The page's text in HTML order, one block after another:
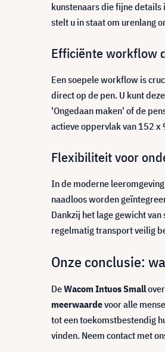
kunstenaars die fijne
stelt u in staat om urenlang
Efficiënte workflow
Een soepele workflow is
direct op de pen. U kunt
'Ongedaan maken' of de
actieve oppervlak van 152
Flexibiliteit voor
In de moderne
naadloos worden
Dankzij het lage gewicht van
regelmatig transport veilig
Onze conclusie:
DeWacom Intuos Small
meerwaardevoor alle
tot een toekomstbestendig
vinden. Neem contact met